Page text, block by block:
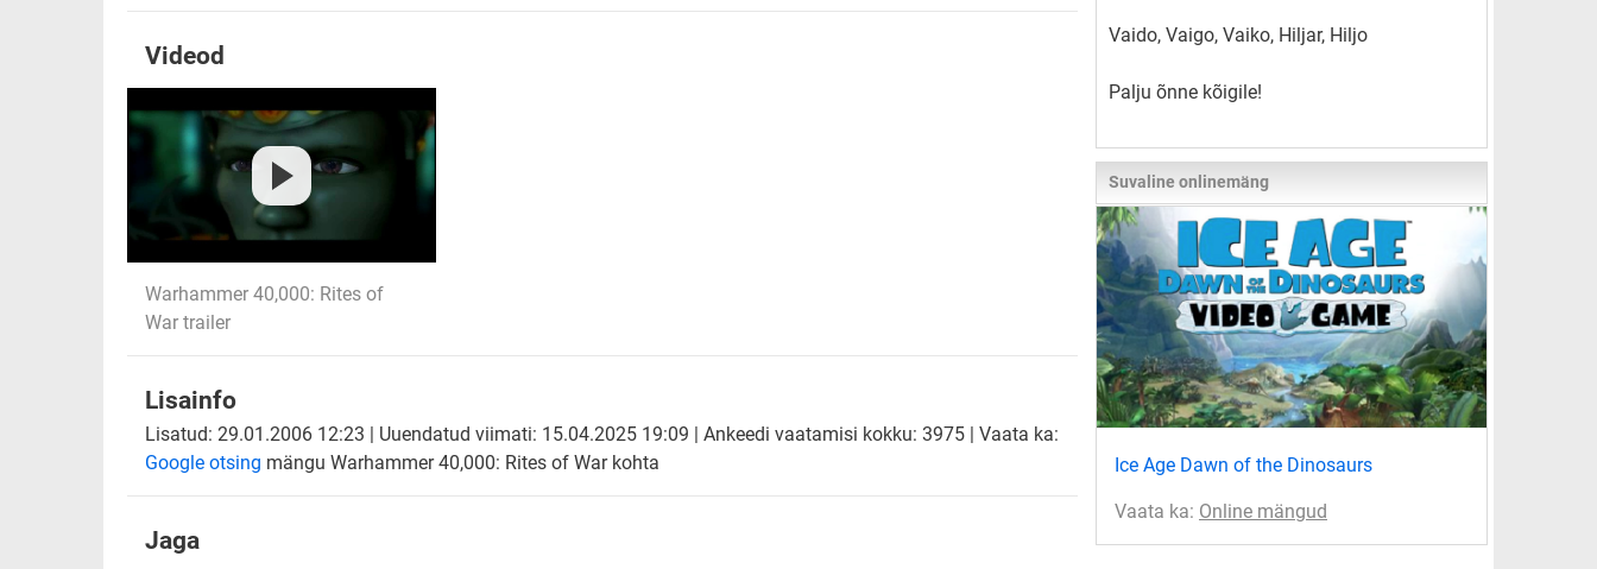
Videod
Warhammer 40,000: Rites of
War trailer
Lisainfo
Lisatud: 29.01.2006 12:23 | Uuendatud viimati: 15.04.2025 19:09 | Ankeedi vaatamisi kokku: 3975 | Vaata ka:
Google otsing mängu Warhammer 40,000: Rites of War kohta
Jaga
Vaido, Vaigo, Vaiko, Hiljar, Hiljo
Palju õnne kõigile!
Suvaline onlinemäng
Ice Age Dawn of the Dinosaurs
Vaata ka: Online mängud